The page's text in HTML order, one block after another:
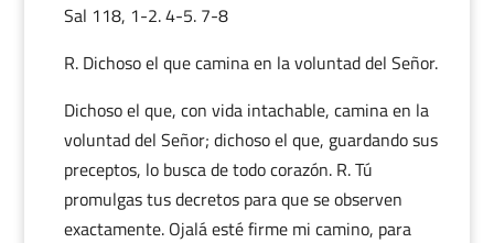
Sal 118, 1-2. 4-5. 7-8
R. Dichoso el que camina en la voluntad del Señor.
Dichoso el que, con vida intachable, camina en la
voluntad del Señor; dichoso el que, guardando sus
preceptos, lo busca de todo corazón. R. Tú
promulgas tus decretos para que se observen
exactamente. Ojalá esté firme mi camino, para